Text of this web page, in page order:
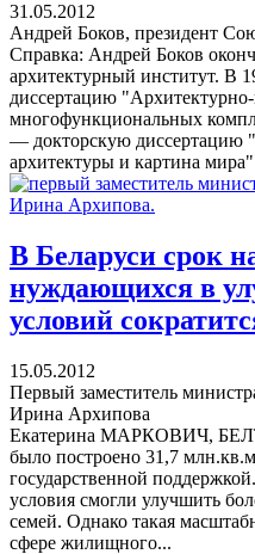
31.05.2012
Андрей Боков, президент
Справка: Андрей Боков
архитектурный институт. В
диссертацию
многофункциональных
— докторскую диссертацию
архитектуры и картина
В Беларуси срок
нуждающихся в
условий
15.05.2012
Первый заместитель
Ирина Архипова
Екатерина МАРКОВИЧ,
было построено 31,7
государственной
условия смогли улучшить
семей. Однако такая
сфере жилищного...